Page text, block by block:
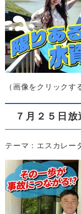
（画像をクリックす
７月２５日放
テーマ：エスカレー